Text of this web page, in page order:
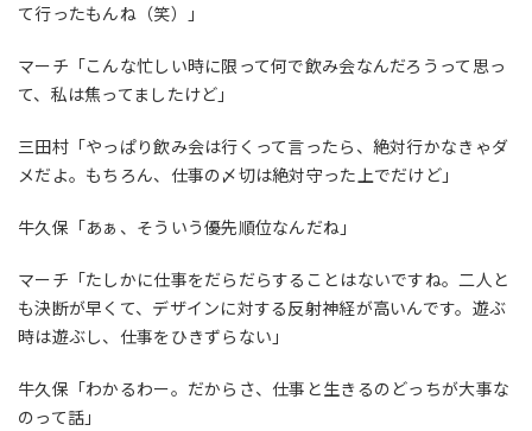
て行ったもんね（笑）」
マーチ「こんな忙しい時に限って何で飲み会なんだろうって思っ
て、私は焦ってましたけど」
三田村「やっぱり飲み会は行くって言ったら、絶対行かなきゃダ
メだよ。もちろん、仕事の〆切は絶対守った上でだけど」
牛久保「あぁ、そういう優先順位なんだね」
マーチ「たしかに仕事をだらだらすることはないですね。二人と
も決断が早くて、デザインに対する反射神経が高いんです。遊ぶ
時は遊ぶし、仕事をひきずらない」
牛久保「わかるわー。だからさ、仕事と生きるのどっちが大事な
のって話」